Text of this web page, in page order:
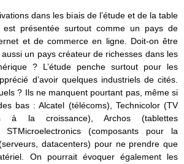
dans les biais de l’étude et de la table
présentée surtout comme un pays de
et de commerce en ligne. Doit-on être
aussi un pays créateur de richesses dans les
? L’étude penche surtout pour les
d’avoir quelques industriels de cités.
? Ils ne manquent pourtant pas, même si
bas : Alcatel (télécoms), Technicolor (TV
à la croissance), Archos (tablettes
STMicroelectronics (composants pour la
datacenters) pour ne prendre que
On pourrait évoquer également les